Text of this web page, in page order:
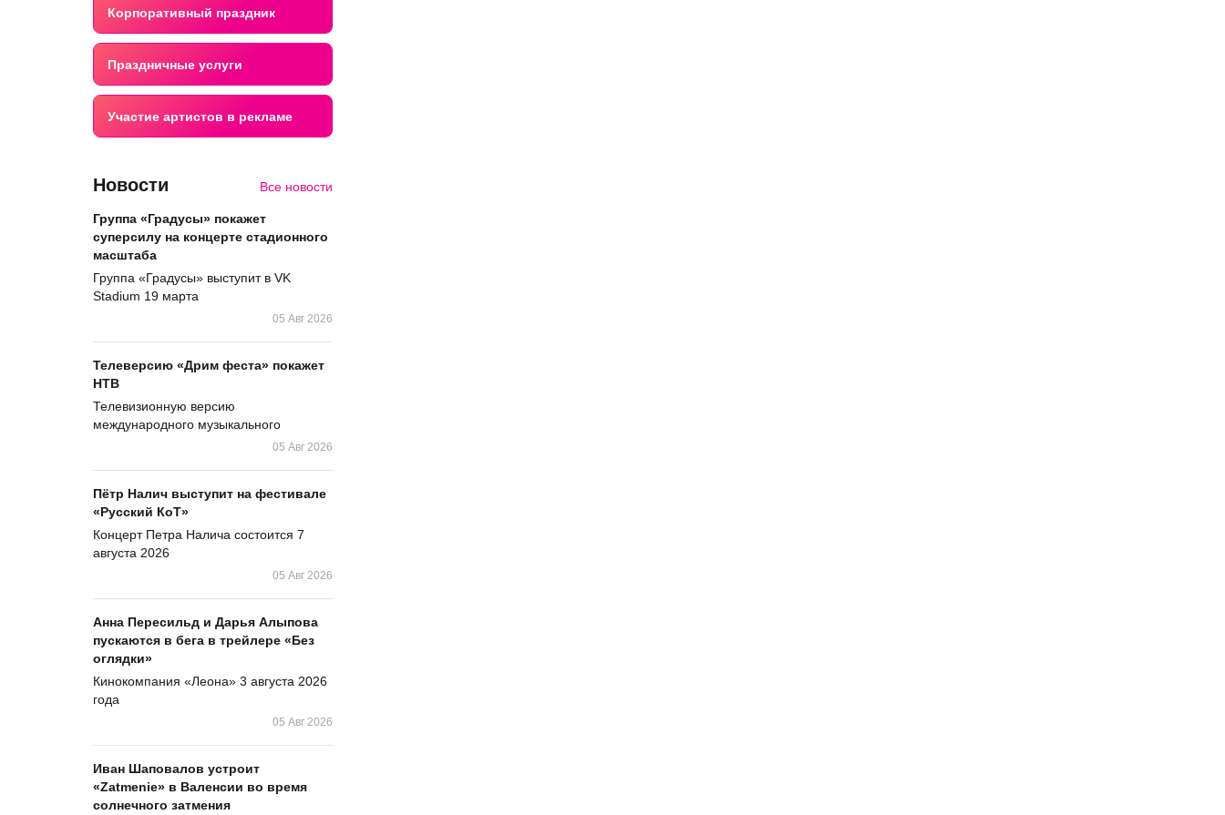
Корпоративный праздник
Праздничные услуги
Участие артистов в рекламе
Новости Все новости
Группа «Градусы» покажет
суперсилу на концерте стадионного
масштаба
Группа «Градусы» выступит в VK
Stadium 19 марта
05 Авг 2026
Телеверсию «Дрим феста» покажет
НТВ
Телевизионную версию
международного музыкального
05 Авг 2026
Пётр Налич выступит на фестивале
«Русский КоТ»
Концерт Петра Налича состоится 7
августа 2026
05 Авг 2026
Анна Пересильд и Дарья Алыпова
пускаются в бега в трейлере «Без
оглядки»
Кинокомпания «Леона» 3 августа 2026
года
05 Авг 2026
Иван Шаповалов устроит
«Zatmenie» в Валенсии во время
солнечного затмения